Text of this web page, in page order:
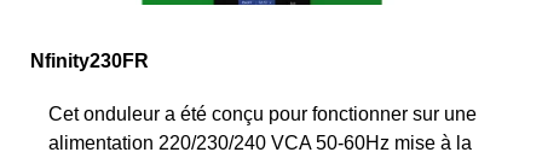
Nfinity230FR
Cet onduleur a été conçu pour fonctionner sur une
alimentation 220/230/240 VCA 50-60Hz mise à la